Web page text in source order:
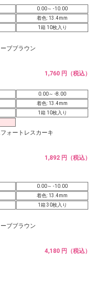
0.00～ -10.00
着色: 13.4mm
1箱 10枚入り
ブブラウン
1,760 円（税込）
0.00～ -8.00
着色: 13.4mm
1箱 10枚入り
ォートレスカーキ
1,892 円（税込）
0.00～ -10.00
着色: 13.4mm
1箱 30枚入り
ブブラウン
4,180 円（税込）